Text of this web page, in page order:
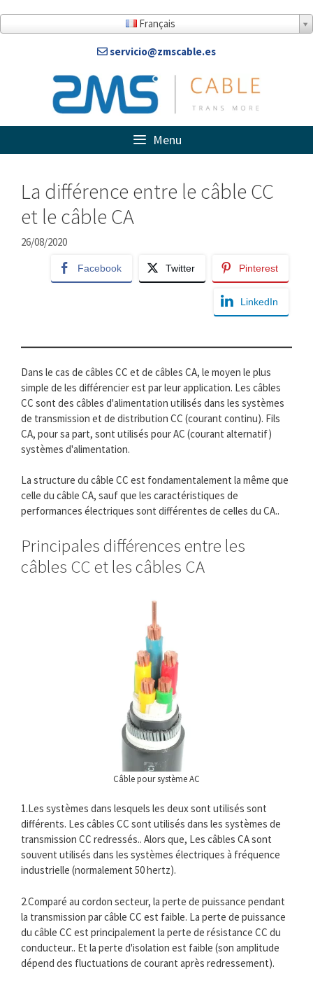
contenu
Français
servicio@zmscable.es
Menu
La différence entre le câble CC
et le câble CA
26/08/2020
Facebook Twitter Pinterest
LinkedIn
Dans le cas de câbles CC et de câbles CA, le moyen le plus
simple de les différencier est par leur application. Les câbles
CC sont des câbles d'alimentation utilisés dans les systèmes
de transmission et de distribution CC (courant continu). Fils
CA, pour sa part, sont utilisés pour AC (courant alternatif)
systèmes d'alimentation.
La structure du câble CC est fondamentalement la même que
celle du câble CA, sauf que les caractéristiques de
performances électriques sont différentes de celles du CA..
Principales différences entre les
câbles CC et les câbles CA
Câble pour système AC
1.Les systèmes dans lesquels les deux sont utilisés sont
différents. Les câbles CC sont utilisés dans les systèmes de
transmission CC redressés.. Alors que, Les câbles CA sont
souvent utilisés dans les systèmes électriques à fréquence
industrielle (normalement 50 hertz).
2.Comparé au cordon secteur, la perte de puissance pendant
la transmission par câble CC est faible. La perte de puissance
du câble CC est principalement la perte de résistance CC du
conducteur.. Et la perte d'isolation est faible (son amplitude
dépend des fluctuations de courant après redressement).